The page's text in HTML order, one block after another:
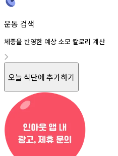
운동 검색
체중을 반영한 예상 소모 칼로리 계산
오늘 식단에 추가하기